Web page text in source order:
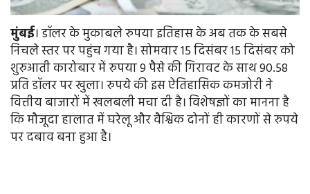
मुंबई। डॉलर के मुकाबले रुपया इतिहास के अब तक के सबसे
निचले स्तर पर पहुंच गया है। सोमवार 15 दिसंबर 15 दिसंबर को
शुरुआती कारोबार में रुपया 9 पैसे की गिरावट के साथ 90.58
प्रति डॉलर पर खुला। रुपये की इस ऐतिहासिक कमजोरी ने
वित्तीय बाजारों में खलबली मचा दी है। विशेषज्ञों का मानना है
कि मौजूदा हालात में घरेलू और वैश्विक दोनों ही कारणों से रुपये
पर दबाव बना हुआ है।